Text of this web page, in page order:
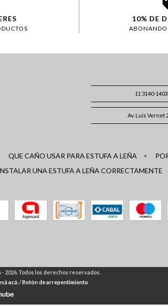
10% DE
ABONANDO
11 3140-1403
Av. Luis Vernet
QUE CAÑO USAR PARA ESTUFA A LEÑA
UNA ESTUFA A LEÑA CORRECTAMENTE
2026. Todos los derechos reservados.
acá./Botón de arrepentimiento